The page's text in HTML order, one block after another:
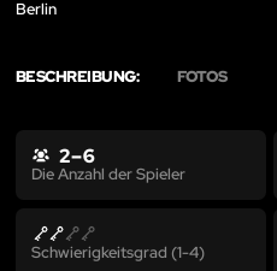
Berlin
BESCHREIBUNG: FOTOS
2 – 6
Die Anzahl der Spieler
Schwierigkeitsgrad (1-4)